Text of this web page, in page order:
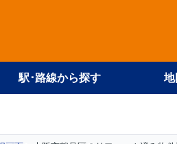
駅･路線から探す 地